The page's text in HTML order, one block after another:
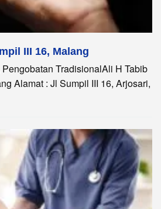
III 16, Malang
TradisionalAli H Tabib
Alamat : Jl Sumpil III 16, Arjosari,